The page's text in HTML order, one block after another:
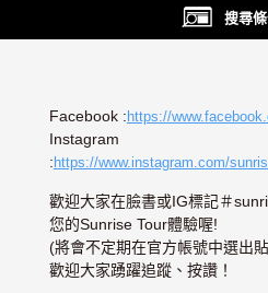
搜尋
Facebook : https://
Instagram
: https://www.instagram.com/
歡迎大家在臉書或IG標記＃
您的Sunrise Tour體驗喔!
(將會不定期在官方帳號中選出
歡迎大家踴躍追蹤、按讚！